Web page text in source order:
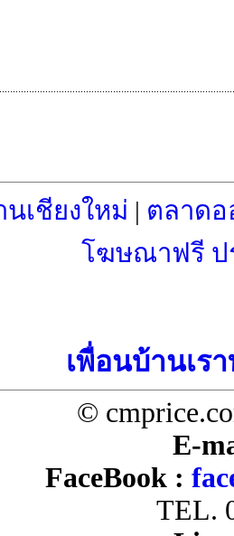
นเชียงใหม่ | ตลาด
โฆษณาฟรี ป
เพื่อนบ้านเร
©
E-
FaceBook :
TEL.